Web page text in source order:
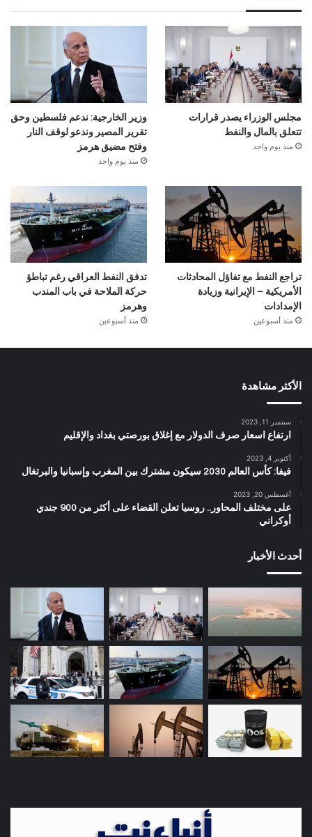
مجلس الوزراء يصدر قرارات
تتعلق بالمال والنفط
منذ يوم واحد
وزير الخارجية: ندعم فلسطين وحق
تقرير المصير وندعو لوقف النار
وفتح مضيق هرمز
منذ يوم واحد
تراجع النفط مع تفاؤل المحادثات
الأمريكية – الإيرانية وزيادة
الإمدادات
منذ أسبوعين
تدفق النفط العراقي رغم تباطؤ
حركة الملاحة في باب المندب
وهرمز
منذ أسبوعين
الأكثر مشاهدة
سبتمبر 11, 2023
ارتفاع اسعار صرف الدولار مع إغلاق بورصتي بغداد والإقليم
أكتوبر 4, 2023
فيفا: كأس العالم 2030 سيكون مشترك بين المغرب وإسبانيا والبرتغال
أغسطس 20, 2023
على مختلف المحاور.. روسيا تعلن القضاء على أكثر من 900 جندي
أوكراني
أحدث الأخبار